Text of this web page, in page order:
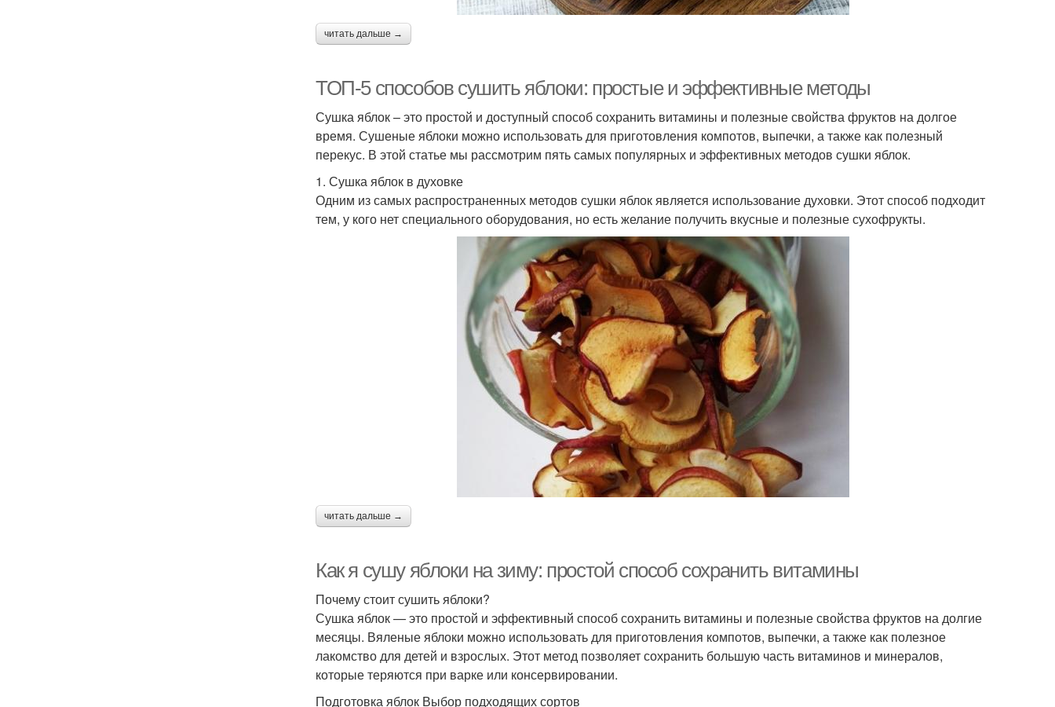
читать дальше →
ТОП-5 способов сушить яблоки: простые и эффективные методы
Сушка яблок – это простой и доступный способ сохранить витамины и полезные свойства фруктов на долгое
время. Сушеные яблоки можно использовать для приготовления компотов, выпечки, а также как полезный
перекус. В этой статье мы рассмотрим пять самых популярных и эффективных методов сушки яблок.
1. Сушка яблок в духовке
Одним из самых распространенных методов сушки яблок является использование духовки. Этот способ подходит
тем, у кого нет специального оборудования, но есть желание получить вкусные и полезные сухофрукты.
читать дальше →
Как я сушу яблоки на зиму: простой способ сохранить витамины
Почему стоит сушить яблоки?
Сушка яблок — это простой и эффективный способ сохранить витамины и полезные свойства фруктов на долгие
месяцы. Вяленые яблоки можно использовать для приготовления компотов, выпечки, а также как полезное
лакомство для детей и взрослых. Этот метод позволяет сохранить большую часть витаминов и минералов,
которые теряются при варке или консервировании.
Подготовка яблок Выбор подходящих сортов